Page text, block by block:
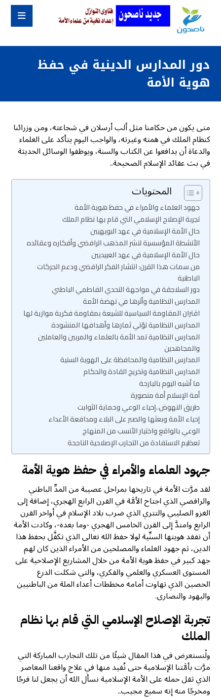
دور المدارس الدينية في حفظ
هوية الأمة
متى يكون من حكامنا مثل ألب أرسلان في شجاعته، ومن وزرائنا
كنظام الملك في همته وغيرته، والواجب اليوم يتأكد على العلماء
والدعاة أن يدافعوا عن الكتاب والسنة، ويوظفوا الوسائل الحديثة
في بث عقائد الإسلام الصحيحة..
المحتويات
جهود العلماء والأمراء في حفظ هوية الأمة
تجربة الإصلاح الإسلامي التي قام بها نظام الملك
حال الأمة الإسلامية في عهد البويهيين
الأنشطة المؤسسية لنشر المذهب الرافضي وأفكاره وعقائده
حال الأمة الإسلامية في عهد العبيديين
من سمات هذا القرن: انتشار الفكر الرافضي ودعم الحركات
الباطنية
دور السلاجقة في مواجهة التحدي الفاطمي الباطني
المدارس النظامية وأثرها في نهضة الأمة
اقتران المقاومة السياسية للشيعة بمقاومة فكرية موازية لها
المدارس النظامية تؤتي ثمارها وأهدافها المنشودة
المدارس النظامية تمد الأمة بالعلماء والمربين والعاملين
والمجاهدين
المدارس النظامية والمحافظة على الهوية السنية
المدارس النظامية وتخريج القادة والحكام
ما أشبه اليوم بالبارحة
أمة الإسلام أمة منصورة
طريق النهوض..إحياء الوعي وحماية الثوابت
إحياء الأمة وبعثها والصبر على البلاء ومدافعة الأعداء
الوعي بالواقع واختيار الأنسب من المنهاج
تعظيم الاستفادة من التجارب الإصلاحية الناجحة
جهود العلماء والأمراء في حفظ هوية الأمة
لقد مرَّت الأمة في تاريخها بمراحل عصيبة من المدِّ الباطني
والرافضي الذي اجتاح الأمَّة في القرن الرابع الهجري، إضافة إلى
الغزو الصليبي والتتري الذي ضرب بلاد الإسلام في أواخر القرن
الرابع وامتدَّ إلى القرن الخامس الهجري -وما بعده-، وكادت الأمة
أن تفقد هويتها السنِّية لولا حفظ الله تعالى الذي تكفَّل بحفظ هذا
الدين، ثم جهود العلماء والمصلحين من الأمراء الذين كان لهم
جهد كبير في حفظ هوية الأمة من خلال المشاريع الإصلاحية على
المستوى العسكري والعلمي والفكري، والتي شكلت الدرع
الحصين الذي تهاوت أمامه مخططات أعداء الملة من الباطنيين
واليهود والنصارى.
تجربة الإصلاح الإسلامي التي قام بها نظام
الملك
ولْنستعرض في هذا المقال شيئًا من تلك التجارب المباركة التي
مرَّت بأمَّتنا الإسلامية حتى نُفيد منها في علاج واقعنا المعاصر
الذي ثقل حمله على الأمة الإسلامية نسأل الله أن يجعل لنا فرجًا
ومخرجًا منه إنه سميع مجيب..